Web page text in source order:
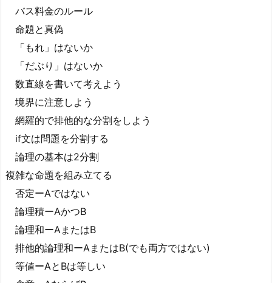
バス料金のルール
命題と真偽
「もれ」はないか
「だぶり」はないか
数直線を書いて考えよう
境界に注意しよう
網羅的で排他的な分割をしよう
if文は問題を分割する
論理の基本は2分割
複雑な命題を組み立てる
否定ーAではない
論理積ーAかつB
論理和ーAまたはB
排他的論理和ーAまたはB(でも両方ではない)
等値ーAとBは等しい